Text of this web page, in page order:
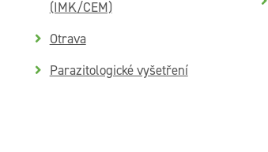
(IMK/CEM)
Otrava
Parazitologické vyšetření